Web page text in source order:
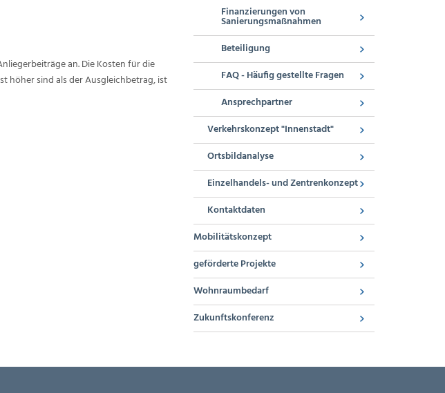
an. Die Kosten für die
höher sind als der Ausgleichbetrag, ist
Finanzierungen von
Sanierungsmaßnahmen
Beteiligung
FAQ - Häufig gestellte Fragen
Ansprechpartner
Verkehrskonzept "Innenstadt"
Ortsbildanalyse
Einzelhandels- und Zentrenkonzept
Kontaktdaten
Mobilitätskonzept
geförderte Projekte
Wohnraumbedarf
Zukunftskonferenz